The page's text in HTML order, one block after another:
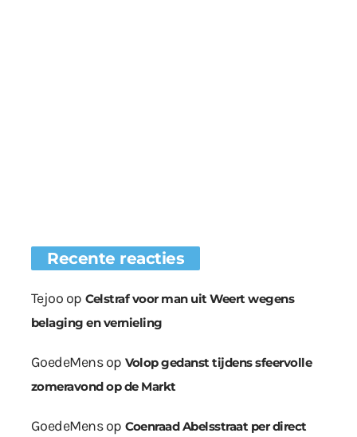
Recente reacties
Tejoo op Celstraf voor man uit Weert wegens
belaging en vernieling
GoedeMensop Volop gedanst tijdens sfeervolle
zomeravond op de Markt
GoedeMensop Coenraad Abelsstraat per direct